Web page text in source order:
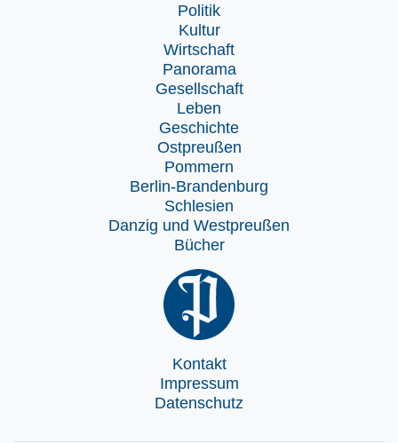
Politik
Kultur
Wirtschaft
Panorama
Gesellschaft
Leben
Geschichte
Ostpreußen
Pommern
Berlin-Brandenburg
Schlesien
Danzig und Westpreußen
Bücher
Kontakt
Impressum
Datenschutz